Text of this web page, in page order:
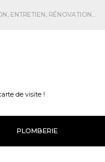
ENTRETIEN, RÉNOVATION...
de visite !
PLOMBERIE